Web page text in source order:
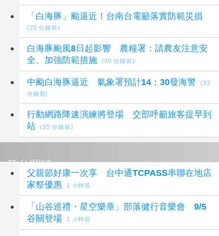
「白海豚」颱逼近！台南台電籲落實防範災損
(20 分鐘前)
白海豚颱風8日起影響 農糧署：請農友注意安
全、加強防範措施
(30 分鐘前)
中颱白海豚逼近 氣象署預計14：30發海警
(33
分鐘前)
行動網路降速演練將登場 交部呼籲旅客提早到
站
(35 分鐘前)
延伸閱讀
父親節好康一次享 台中通TCPASS串聯在地店
家祭優惠
1 小時前
「山谷巡禮・星空樂章」部落健行音樂會 9/5
谷關登場
1 小時前